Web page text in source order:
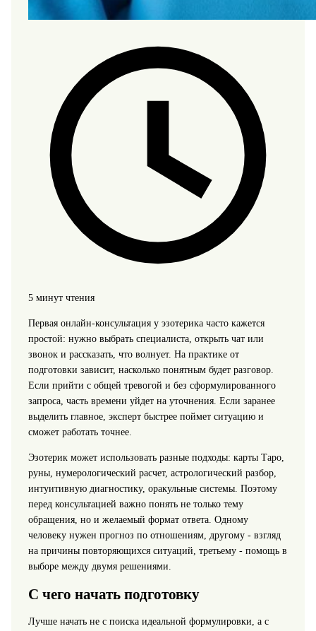
5 минут чтения
Первая онлайн-консультация у эзотерика часто кажется
простой: нужно выбрать специалиста, открыть чат или
звонок и рассказать, что волнует. На практике от
подготовки зависит, насколько понятным будет разговор.
Если прийти с общей тревогой и без сформулированного
запроса, часть времени уйдет на уточнения. Если заранее
выделить главное, эксперт быстрее поймет ситуацию и
сможет работать точнее.
Эзотерик может использовать разные подходы: карты Таро,
руны, нумерологический расчет, астрологический разбор,
интуитивную диагностику, оракульные системы. Поэтому
перед консультацией важно понять не только тему
обращения, но и желаемый формат ответа. Одному
человеку нужен прогноз по отношениям, другому - взгляд
на причины повторяющихся ситуаций, третьему - помощь в
выборе между двумя решениями.
С чего начать подготовку
Лучше начать не с поиска идеальной формулировки, а с